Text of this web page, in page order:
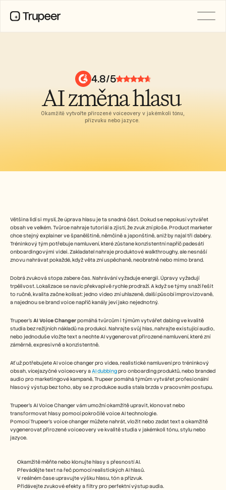
4.8/5
AI změna hlasu
Okamžitě vytvořte přirozené voiceovery v jakémkoli tónu,
přízvuku nebo jazyce.
Většina lidí si myslí, že úprava hlasu je ta snadná část. Dokud se nepokusí vytvářet
obsah ve velkém. Tvůrce nahraje tutoriál a zjistí, že zvuk zní ploše. Product marketer
chce stejný explainer ve španělštině, němčině a japonštině, aniž by najal tři dabéry.
Tréninkový tým potřebuje namluvení, které zůstane konzistentní napříč padesáti
onboardingovými videi. Zakladatel nahraje produktové walkthroughy, ale nesnáší
znovu nahrávat pokaždé, když věta zní uspěchaně, neobratně nebo mimo brand.
Dobrá zvuková stopa zabere čas. Nahrávání vyžaduje energii. Úpravy vyžadují
trpělivost. Lokalizace se navíc překvapivě rychle prodraží. A když se týmy snaží řešit
to ručně, kvalita začne kolísat: jedno video zní uhlazeně, další působí improvizovaně,
a najednou se brand voice napříč kanály jeví jako nejednotný.
Trupeer’s AI Voice Changer pomáhá tvůrcům i týmům vytvářet dabing ve kvalitě
studia bez režijních nákladů na produkci. Nahrajte svůj hlas, nahrajte existující audio,
nebo jednoduše vložte text a nechte AI vygenerovat přirozené namluvení, které zní
záměrně, expresivně a konzistentně.
Ať už potřebujete AI voice changer pro videa, realistické namluvení pro tréninkový
obsah, vícejazyčné voiceovery a AI dubbing pro onboarding produktů, nebo branded
audio pro marketingové kampaně, Trupeer pomáhá týmům vytvářet profesionální
hlasový výstup bez toho, aby se z produkce audia stala brzda v pracovním postupu.
Trupeer’s AI Voice Changer vám umožní okamžitě upravit, klonovat nebo
transformovat hlasy pomocí pokročilé voice AI technologie.
Pomocí Trupeer’s voice changer můžete nahrát, vložit nebo zadat text a okamžitě
vygenerovat přirozené voiceovery ve kvalitě studia v jakémkoli tónu, stylu nebo
jazyce.
Okamžitě měňte nebo klonujte hlasy s přesností AI.
Převádějte text na řeč pomocí realistických AI hlasů.
V reálném čase upravujte výšku hlasu, tón a přízvuk.
Přidávejte zvukové efekty a filtry pro perfektní výstup audia.
Customer Stories
Pricing
Knowledge Base
RESOURCES
Industry
Free Tools
FAQs
Announcement
Partner Program
Change Management
Sales Enablement
Pre-sales
Product Marketing
Training
See more
Book a Demo